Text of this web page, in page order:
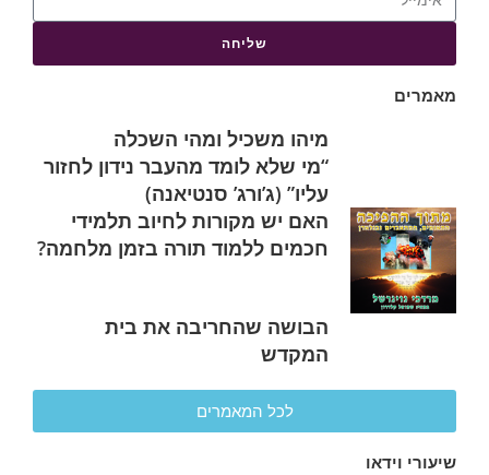
שליחה
מאמרים
מיהו משכיל ומהי השכלה
“מי שלא לומד מהעבר נידון לחזור
עליו” (ג’ורג’ סנטיאנה)
האם יש מקורות לחיוב תלמידי
חכמים ללמוד תורה בזמן מלחמה?
הבושה שהחריבה את בית
המקדש
לכל המאמרים
שיעורי וידאו